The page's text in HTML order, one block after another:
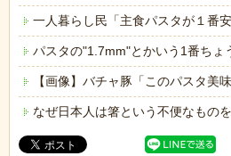
一人暮らし民「主食パスタが１番
パスタの"1.7mm"とかいう1番ちょ
【画像】バチャ豚「このパスタ美味
なぜ日本人は箸という不便なもの